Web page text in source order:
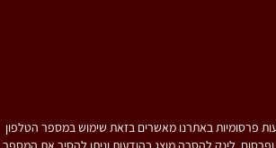
פרסומיות באתרנו מאשרים בזאת שימוש במספר הטלפון